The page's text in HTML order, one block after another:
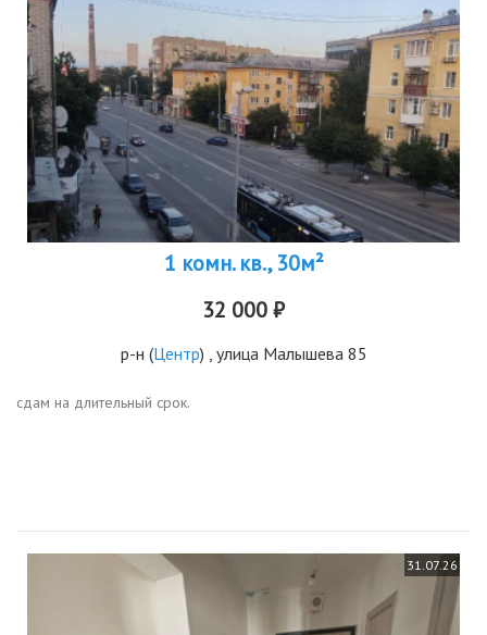
1 комн. кв., 30м²
32 000 ₽
р-н (Центр) , улица Малышева 85
сдам на длительный срок.
31.07.26